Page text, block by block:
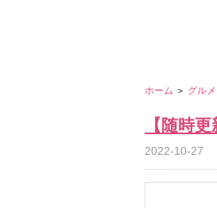
ホーム ＞ グルメ
【随時
2022-10-27